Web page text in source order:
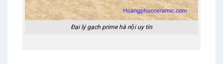
Đại lý gạch prime hà nội uy tín